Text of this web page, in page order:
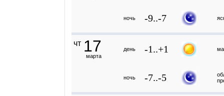
ночь -9..-7
чт 17
марта
день -1..+1
ночь -7..-5